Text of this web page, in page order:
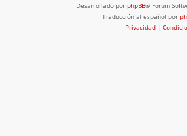
Desarrollado por phpBB® Forum
Traducción al español por
Privacidad |